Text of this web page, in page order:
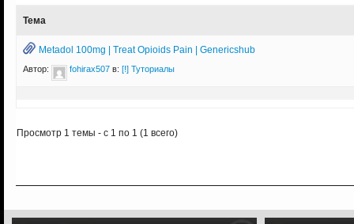
Тема
Metadol 100mg | Treat Opioids Pain | Genericshub
Автор: fohirax507 в: [!] Туториалы
Просмотр 1 темы - с 1 по 1 (1 всего)